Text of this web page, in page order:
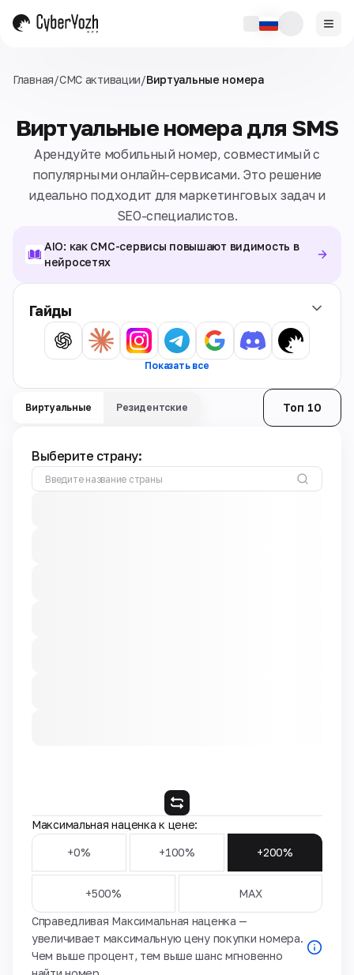
Главная/СМС активации/Виртуальные номера
Виртуальные номера для SMS
Арендуйте мобильный номер, совместимый с
популярными онлайн-сервисами. Это решение
идеально подходит для маркетинговых задач и
SEO-специалистов.
AIO: как СМС-сервисы повышают видимость в
нейросетях
Гайды
Показать все
Виртуальные Резидентские Топ 10
Выберите страну:
Максимальная наценка к цене:
+0% +100% +200%
+500% MAX
Справедливая Максимальная наценка —
увеличивает максимальную цену покупки номера.
Чем выше процент, тем выше шанс мгновенно